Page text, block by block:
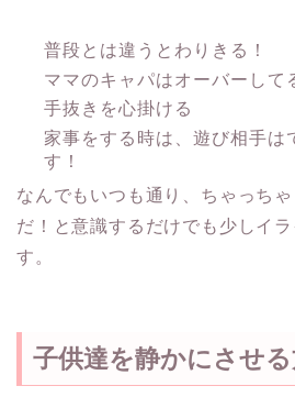
普段とは違うとわりきる！
ママのキャパはオーバーして
手抜きを心掛ける
家事をする時は、遊び相手は
す！
なんでもいつも通り、ちゃっち
だ！と意識するだけでも少しイ
す。
子供達を静かにさせ